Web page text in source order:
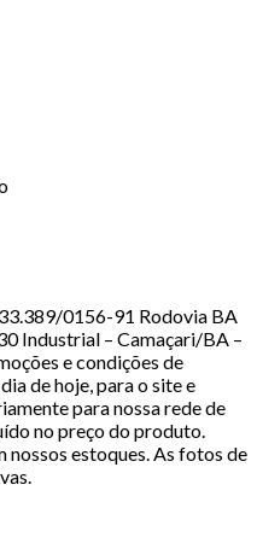
0156-91 Rodovia BA
Industrial – Camaçari/BA –
e condições de
de hoje, para o site e
para nossa rede de
no preço do produto.
estoques. As fotos de